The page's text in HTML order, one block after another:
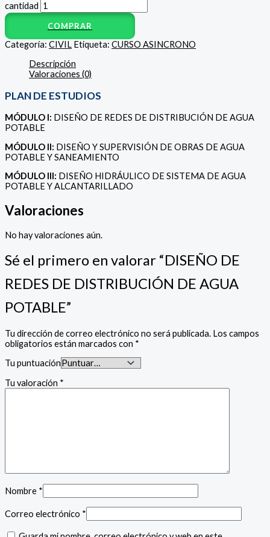
cantidad
COMPRAR
Categoría: CIVIL Etiqueta: CURSO ASINCRONO
Descripción
Valoraciones (0)
PLAN DE ESTUDIOS
MÓDULO I: DISEÑO DE REDES DE DISTRIBUCIÓN DE AGUA
POTABLE
MÓDULO II: DISEÑO Y SUPERVISIÓN DE OBRAS DE AGUA
POTABLE Y SANEAMIENTO
MÓDULO III: DISEÑO HIDRÁULICO DE SISTEMA DE AGUA
POTABLE Y ALCANTARILLADO
Valoraciones
No hay valoraciones aún.
Sé el primero en valorar “DISEÑO DE
REDES DE DISTRIBUCIÓN DE AGUA
POTABLE”
Tu dirección de correo electrónico no será publicada. Los campos
obligatorios están marcados con *
Tu puntuación
Tu valoración *
Nombre *
Correo electrónico *